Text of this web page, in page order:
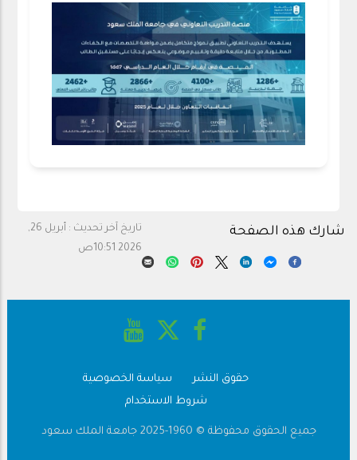
تاريخ آخر تحديث :
أبريل 26,
2026 10:51ص
شارك هذه الصفحة
حقوق النشر
سياسة الخصوصية
شروط الاستخدام
جميع الحقوق محفوظة © 1960-2025 جامعة الملك سعود